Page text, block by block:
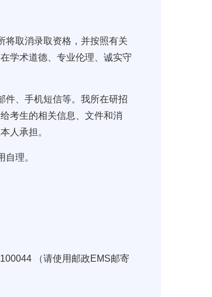
将取消录取资格，并按照有关
学术道德、专业伦理、诚实守
件、手机短信等。我所在研招
考生的相关信息、文件和消
人承担。
理。
（请使用邮政EMS邮寄